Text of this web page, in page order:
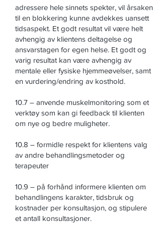
adressere hele sinnets spekter, vil årsaken
til en blokkering kunne avdekkes uansett
tidsaspekt. Et godt resultat vil være helt
avhengig av klientens deltagelse og
ansvarstagen for egen helse. Et godt og
varig resultat kan være avhengig av
mentale eller fysiske hjemmeøvelser, samt
en vurdering/endring av kosthold.
10.7 – anvende muskelmonitoring som et
verktøy som kan gi feedback til klienten
om nye og bedre muligheter.
10.8 – formidle respekt for klientens valg
av andre behandlingsmetoder og
terapeuter
10.9 – på forhånd informere klienten om
behandlingens karakter, tidsbruk og
kostnader per konsultasjon, og stipulere
et antall konsultasjoner.